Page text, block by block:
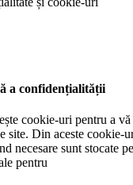
a confidențialității
cookie-uri pentru a
site. Din aceste cookie-
necesare sunt stocate
pentru